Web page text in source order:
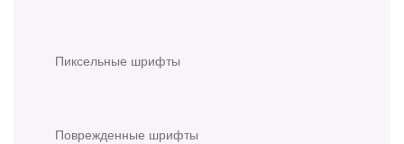
Пиксельные шрифты
Поврежденные шрифты